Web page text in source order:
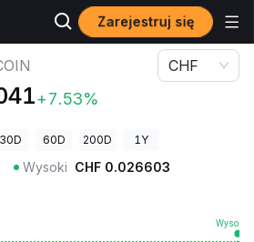
Zarejestruj się
MCOIN
+7.53%
CHF
30D 60D 200D 1Y
Wysoki CHF 0.026603